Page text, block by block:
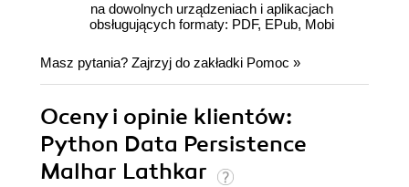
na dowolnych urządzeniach i aplikacjach
obsługujących formaty: PDF, EPub, Mobi
Masz pytania? Zajrzyj do zakładki Pomoc »
Oceny i opinie klientów:
Python Data Persistence
Malhar Lathkar